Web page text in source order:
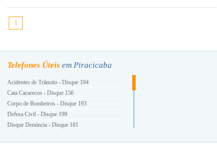
1
Telefones Úteis em Piracicaba
Acidentes de Trânsito - Disque 194
Cata Cacarecos - Disque 156
Corpo de Bombeiros - Disque 193
Defesa Civil - Disque 199
Disque Denúncia - Disque 181